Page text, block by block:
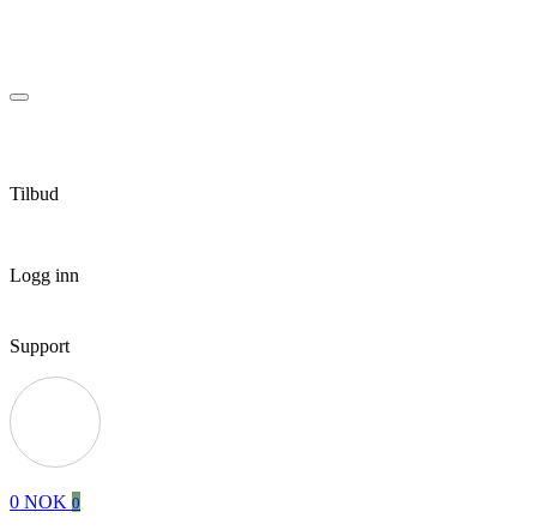
Tilbud
Logg inn
Support
0 NOK 0